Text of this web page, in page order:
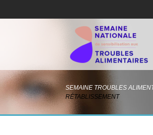
SEMAINE TROUBLES
RÉTABLISSEMENT